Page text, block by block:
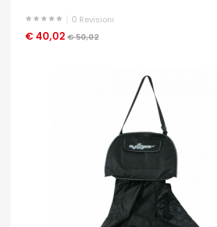
0 Revisioni
€ 40,02 € 50,02
OCCHIATA VELOCE